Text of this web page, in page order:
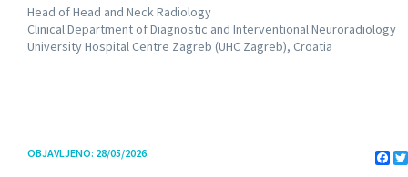
Head of Head and Neck Radiology
Clinical Department of Diagnostic and Interventional Neuroradiology
University Hospital Centre Zagreb (UHC Zagreb), Croatia
OBJAVLJENO: 28/05/2026